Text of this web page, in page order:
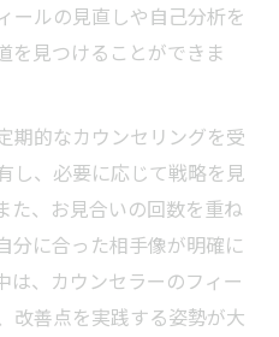
ールの見直しや自己分析を
を見つけることができま
期的なカウンセリングを受
し、必要に応じて戦略を見
た、お見合いの回数を重ね
分に合った相手像が明確に
は、カウンセラーのフィー
改善点を実践する姿勢が大